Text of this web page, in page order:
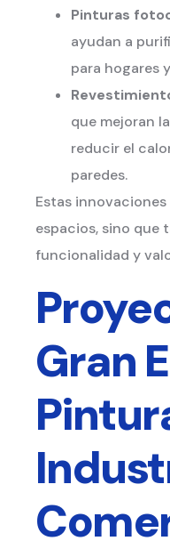
Pinturas
ayudan a
para hogares
que mejoran
reducir el
paredes.
Estas
espacios, sino que
funcionalidad y
Gran